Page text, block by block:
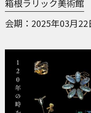
箱根ラリック美術館
会期
2025年03月